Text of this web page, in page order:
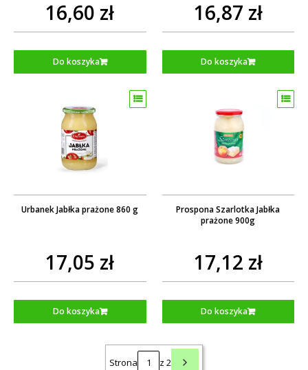
16,60 zł
Do koszyka
16,87 zł
Do koszyka
Urbanek Jabłka prażone 860 g
17,05 zł
Do koszyka
Prospona Szarlotka Jabłka
prażone 900g
17,12 zł
Do koszyka
Strona z 2